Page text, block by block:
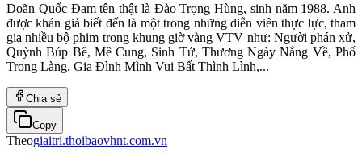
Doãn Quốc Đam tên thật là Đào Trọng Hùng, sinh năm 1988. Anh
được khán giả biết đến là một trong những diễn viên thực lực, tham
gia nhiều bộ phim trong khung giờ vàng VTV như: Người phán xử,
Quỳnh Búp Bê, Mê Cung, Sinh Tử, Thương Ngày Nắng Về, Phố
Trong Làng, Gia Đình Mình Vui Bất Thình Lình,...
Chia sẻ
Copy
Theogiaitri.thoibaovhnt.com.vn